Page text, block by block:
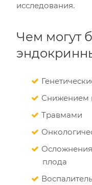
исследования.
Чем могут
Снижением
Травмами
плода